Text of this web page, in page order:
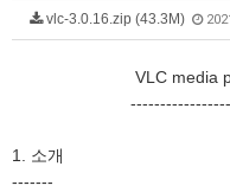
vlc-3.0.16.zip (43.3M)
VLC media
1. 소개
-------